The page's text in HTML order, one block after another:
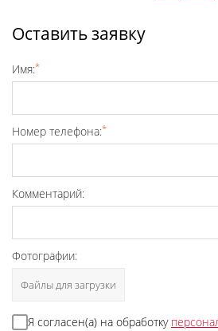
Оставить заявку
Имя:*
Номер телефона:*
Комментарий:
Фотографии:
Файлы для загрузки
Я согласен(а) на обработку